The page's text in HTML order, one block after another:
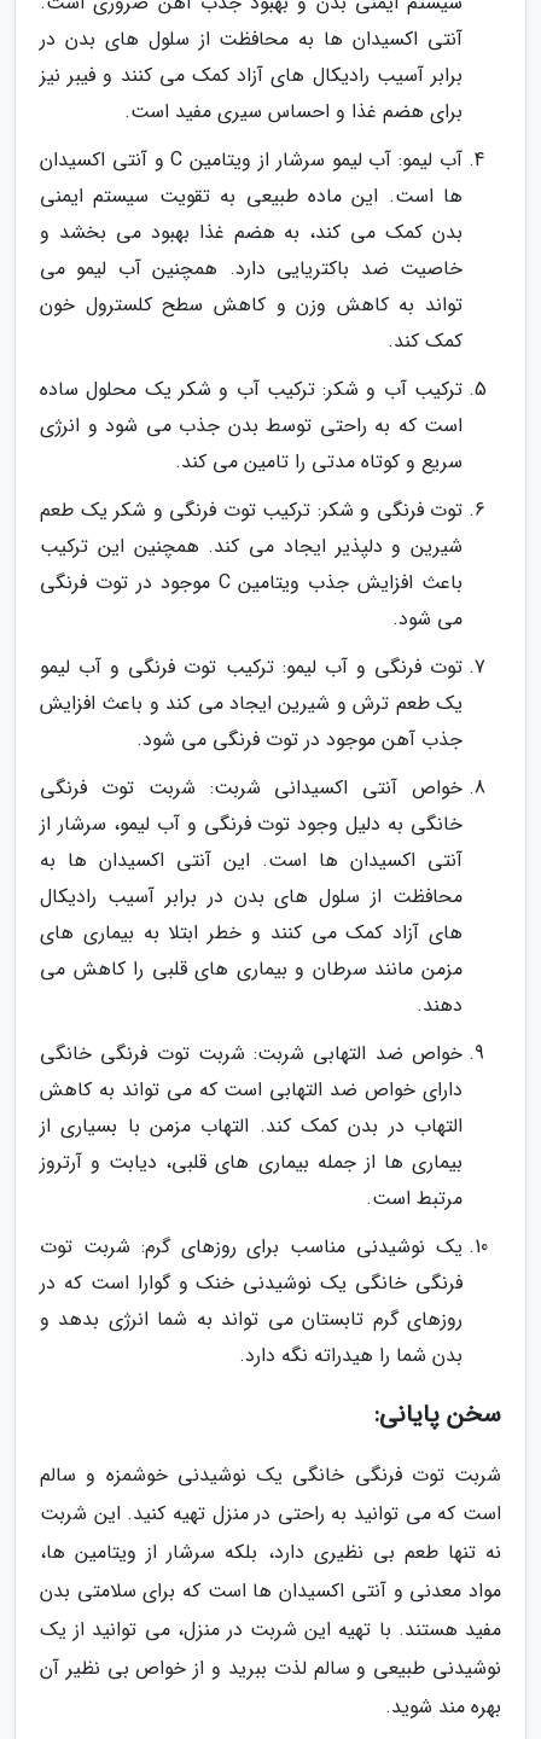
آنتی اکسیدان ها به محافظت از سلول های بدن در
برابر آسیب رادیکال های آزاد کمک می کنند و فیبر نیز
برای هضم غذا و احساس سیری مفید است.
آب لیمو: آب لیمو سرشار از ویتامین C و آنتی اکسیدان
ها است. این ماده طبیعی به تقویت سیستم ایمنی
بدن کمک می کند، به هضم غذا بهبود می بخشد و
خاصیت ضد باکتریایی دارد. همچنین آب لیمو می
تواند به کاهش وزن و کاهش سطح کلسترول خون
کمک کند.
ترکیب آب و شکر: ترکیب آب و شکر یک محلول ساده
است که به راحتی توسط بدن جذب می شود و انرژی
سریع و کوتاه مدتی را تامین می کند.
توت فرنگی و شکر: ترکیب توت فرنگی و شکر یک طعم
شیرین و دلپذیر ایجاد می کند. همچنین این ترکیب
باعث افزایش جذب ویتامین C موجود در توت فرنگی
می شود.
توت فرنگی و آب لیمو: ترکیب توت فرنگی و آب لیمو
یک طعم ترش و شیرین ایجاد می کند و باعث افزایش
جذب آهن موجود در توت فرنگی می شود.
خواص آنتی اکسیدانی شربت: شربت توت فرنگی
خانگی به دلیل وجود توت فرنگی و آب لیمو، سرشار از
آنتی اکسیدان ها است. این آنتی اکسیدان ها به
محافظت از سلول های بدن در برابر آسیب رادیکال
های آزاد کمک می کنند و خطر ابتلا به بیماری های
مزمن مانند سرطان و بیماری های قلبی را کاهش می
دهند.
خواص ضد التهابی شربت: شربت توت فرنگی خانگی
دارای خواص ضد التهابی است که می تواند به کاهش
التهاب در بدن کمک کند. التهاب مزمن با بسیاری از
بیماری ها از جمله بیماری های قلبی، دیابت و آرتروز
مرتبط است.
یک نوشیدنی مناسب برای روزهای گرم: شربت توت
فرنگی خانگی یک نوشیدنی خنک و گوارا است که در
روزهای گرم تابستان می تواند به شما انرژی بدهد و
بدن شما را هیدراته نگه دارد.
سخن پایانی:
شربت توت فرنگی خانگی یک نوشیدنی خوشمزه و سالم
است که می توانید به راحتی در منزل تهیه کنید. این شربت
نه تنها طعم بی نظیری دارد، بلکه سرشار از ویتامین ها،
مواد معدنی و آنتی اکسیدان ها است که برای سلامتی بدن
مفید هستند. با تهیه این شربت در منزل، می توانید از یک
نوشیدنی طبیعی و سالم لذت ببرید و از خواص بی نظیر آن
بهره مند شوید.